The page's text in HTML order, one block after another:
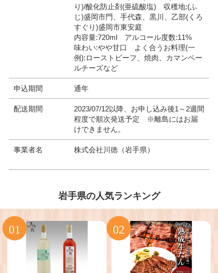
り)/酸化防止剤(亜硫酸塩) 収穫地:(ふ
じ)盛岡市門、手代森、黒川、乙部(くろ
すぐり)盛岡市東安庭
内容量:720ml アルコール度数:11%
味わい:やや甘口 よく合うお料理(一
例):ローストビーフ、焼肉、カマンベー
ルチーズなど
申込期間 通年
配送期間
2023/07/12以降、お申し込み後1～2週間
程度で順次発送予定 ※離島にはお届
けできません。
事業者名 株式会社川徳（岩手県）
岩手県の人気ランキング